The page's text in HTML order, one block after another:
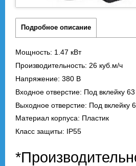
Подробное описание
Мощность: 1.47 кВт
Производительность: 26 куб.м/ч
Напряжение: 380 В
Входное отверстие: Под вклейку
Выходное отверстие: Под вклейку
Материал корпуса: Пластик
Класс защиты: IP55